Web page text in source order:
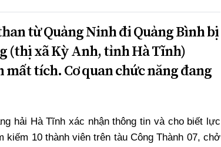
từ Quảng Ninh đi Quảng Bình bị
(thị xã Kỳ Anh, tỉnh Hà Tĩnh)
tích. Cơ quan chức năng đang
hải Hà Tĩnh xác nhận thông tin và cho biết lực
10 thành viên trên tàu Công Thành 07, chở